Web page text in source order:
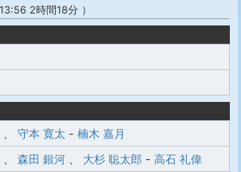
2時間18分 ）
守本 寛太 - 楠木 嘉月
森田 銀河 大杉 聡太郎 - 高石 礼偉